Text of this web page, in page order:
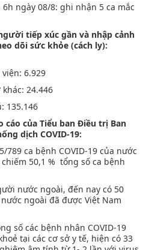
ngày 08/8: ghi nhận 5 ca mắc
tiếp xúc gần và nhập cảnh
dõi sức khỏe (cách ly):
6.929
24.446
135.146
cáo của Tiểu ban Điều trị Ban
dịch COVID-19:
ca bệnh COVID-19 của nước
50,1 % tổng số ca bệnh
nước ngoài, đến nay có 50
ngoài đã được Việt Nam
số các bệnh nhân COVID-19
tại các cơ sở y tế, hiện có 33